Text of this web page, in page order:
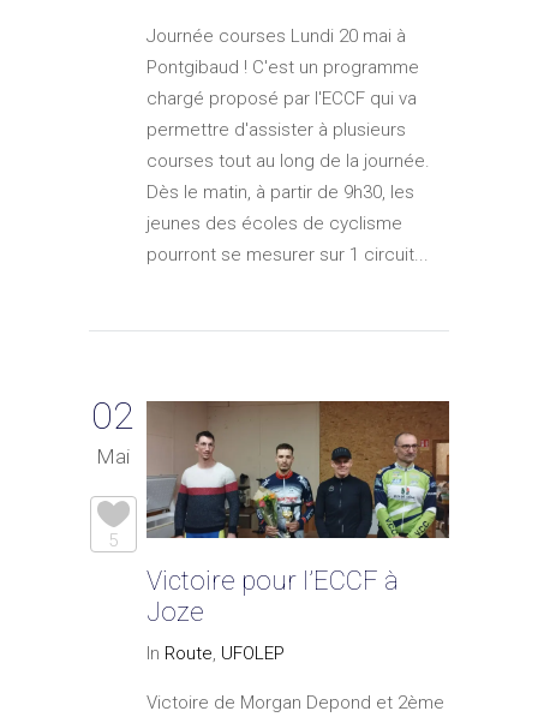
Journée courses Lundi 20 mai à
Pontgibaud ! C'est un programme
chargé proposé par l'ECCF qui va
permettre d'assister à plusieurs
courses tout au long de la journée.
Dès le matin, à partir de 9h30, les
jeunes des écoles de cyclisme
pourront se mesurer sur 1 circuit...
02
Mai
5
Victoire pour l’ECCF à
Joze
In Route, UFOLEP
Victoire de Morgan Depond et 2ème